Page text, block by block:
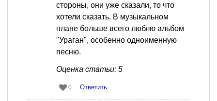
стороны, они уже сказали, то что
хотели сказать. В музыкальном
плане больше всего люблю альбом
"Ураган", особенно одноименную
песню.
Оценка статьи: 5
0 Ответить